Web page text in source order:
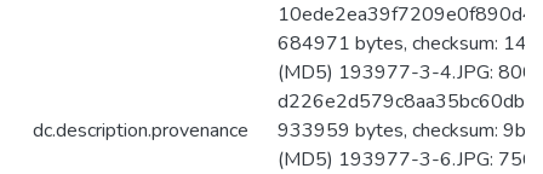
dc.description.provenance
684971 bytes, checksum:
(MD5) 193977-3-4.JPG:
933959 bytes, checksum:
(MD5) 193977-3-6.JPG: